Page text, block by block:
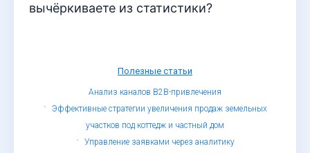
вычёркиваете из статистики?
Полезные статьи
Анализ каналов B2B-привлечения
Эффективные стратегии увеличения продаж земельных
участков под коттедж и частный дом
Управление заявками через аналитику